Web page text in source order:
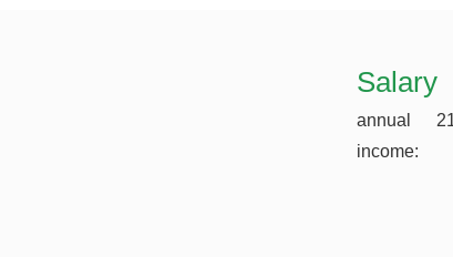
​Salary
annual
income: